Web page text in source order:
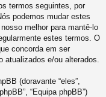
termos seguintes, por
podemos mudar estes
melhor para mantê-lo
estes termos. O
concorda em ser
e/ou alterados.
(doravante “eles”,
“Equipa phpBB”)